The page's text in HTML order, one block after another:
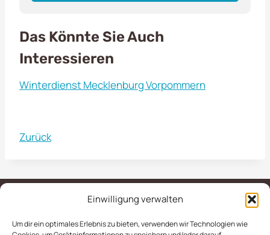
Einwilligung verwalten
Um dir ein optimales Erlebnis zu bieten, verwenden wir Technologien wie
Das Könnte Sie Auch
Interessieren
Winterdienst Mecklenburg Vorpommern
Zurück
IMPRESSUM AGB